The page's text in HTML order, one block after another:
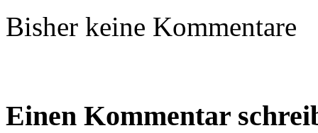
Bisher keine Kommentare
Einen Kommentar